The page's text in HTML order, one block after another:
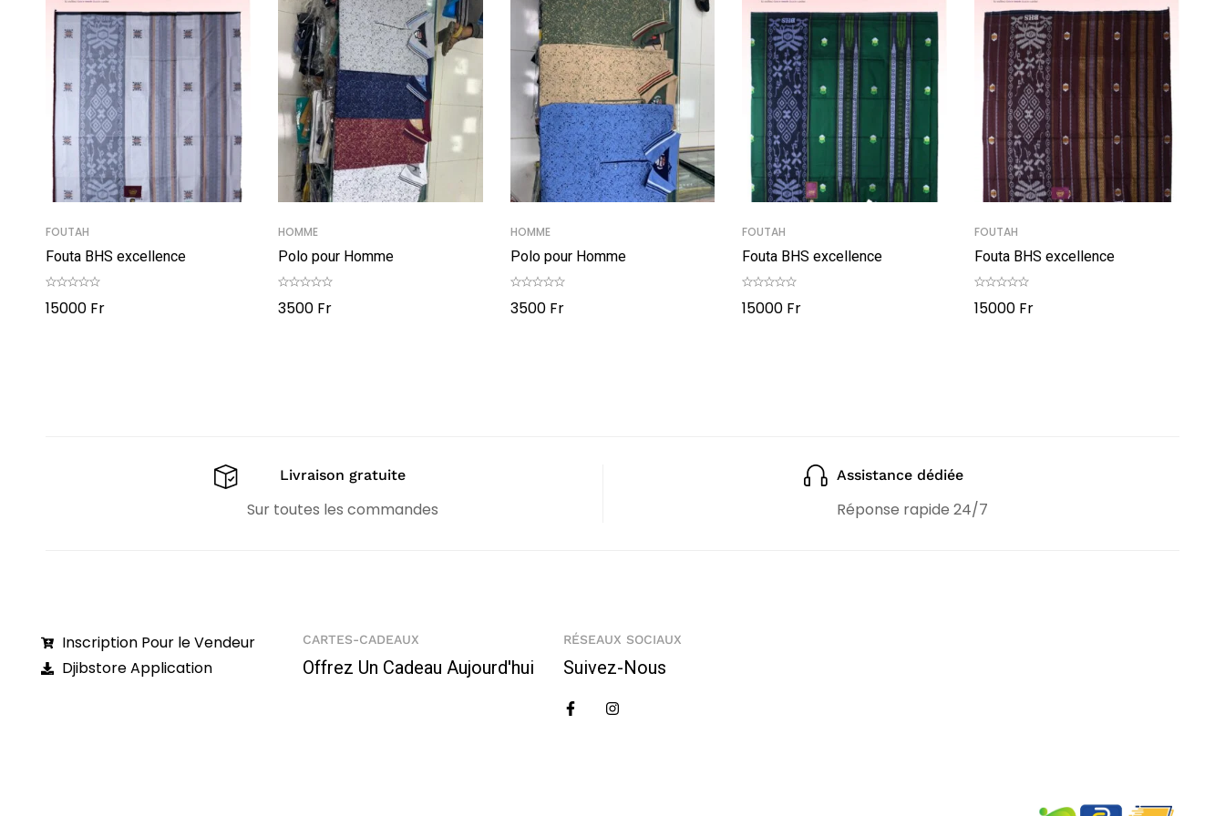
FOUTAH
Fouta BHS excellence
15000 Fr
HOMME
Polo pour Homme
3500 Fr
HOMME
Polo pour Homme
3500 Fr
FOUTAH
Fouta BHS excellence
15000 Fr
FOUTAH
Fouta BHS excellence
15000 Fr
Livraison gratuite
Sur toutes les commandes
Assistance dédiée
Réponse rapide 24/7
Inscription Pour le Vendeur
Djibstore Application
CARTES-CADEAUX
Offrez Un Cadeau Aujourd'hui
RÉSEAUX SOCIAUX
Suivez-Nous